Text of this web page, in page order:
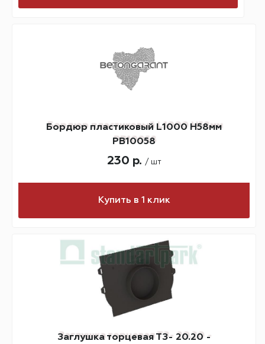
Бордюр пластиковый L1000 H58мм
PB10058
230 р. / шт
Купить в 1 клик
Заглушка торцевая ТЗ- 20.20 -